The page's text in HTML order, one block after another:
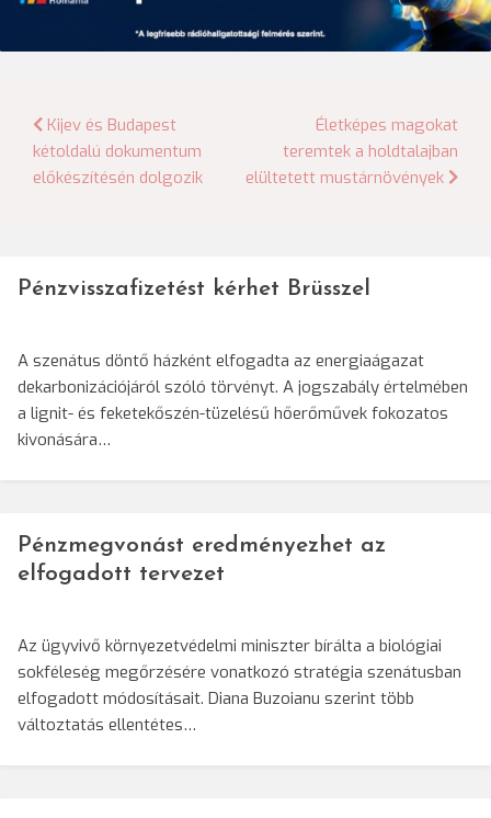
Bejegyzés
navigáció
Kijev és Budapest
kétoldalú dokumentum
előkészítésén dolgozik
Életképes magokat
teremtek a holdtalajban
elültetett mustárnövények
Pénzvisszafizetést kérhet Brüsszel
A szenátus döntő házként elfogadta az energiaágazat
dekarbonizációjáról szóló törvényt. A jogszabály értelmében
a lignit- és feketekőszén-tüzelésű hőerőművek fokozatos
kivonására…
Pénzmegvonást eredményezhet az
elfogadott tervezet
Az ügyvivő környezetvédelmi miniszter bírálta a biológiai
sokféleség megőrzésére vonatkozó stratégia szenátusban
elfogadott módosításait. Diana Buzoianu szerint több
változtatás ellentétes…